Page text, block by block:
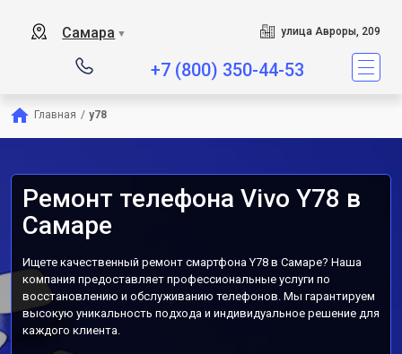
Самара ▼ улица Авроры, 209
+7 (800) 350-44-53
Главная / y78
Ремонт телефона Vivo Y78 в
Самаре
Ищете качественный ремонт смартфона Y78 в Самаре? Наша
компания предоставляет профессиональные услуги по
восстановлению и обслуживанию телефонов. Мы гарантируем
высокую уникальность подхода и индивидуальное решение для
каждого клиента.